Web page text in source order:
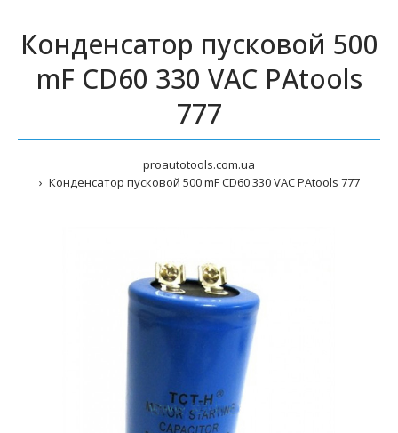
Конденсатор пусковой 500
mF CD60 330 VAC PAtools
777
proautotools.com.ua
Конденсатор пусковой 500 mF CD60 330 VAC PAtools 777